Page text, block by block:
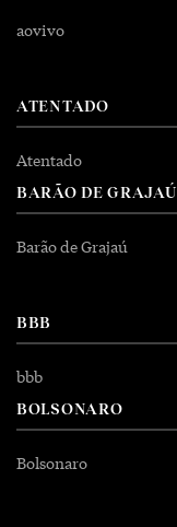
aovivo
ATENTADO
Atentado
BARÃO DE GRAJAÚ
Barão de Grajaú
BBB
bbb
BOLSONARO
Bolsonaro